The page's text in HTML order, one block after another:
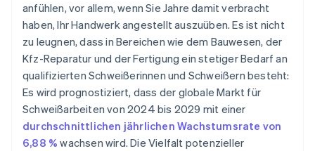
Wettbewerb
Sicherheitsrisiken
Aufsichtsrechtliche Bestimmungen
Automatische Einreichung des 83(b)-
Steuerformulars
Hochwertige rechtliche Unternehmensdokumente
Ein Jahr Stripe Payments kostenlos, plus
Partnergutschriften und Rabatte im Wert von
50.000 USD
anfühlen, vor allem, wenn Sie Jahre damit verbracht
haben, Ihr Handwerk angestellt auszuüben. Es ist nicht
zu leugnen, dass in Bereichen wie dem Bauwesen, der
Kfz-Reparatur und der Fertigung ein stetiger Bedarf an
qualifizierten Schweißerinnen und Schweißern besteht:
Es wird prognostiziert, dass der globale Markt für
Schweißarbeiten von 2024 bis 2029 mit einer
durchschnittlichen jährlichen Wachstumsrate von
6,88 % wachsen wird. Die Vielfalt potenzieller